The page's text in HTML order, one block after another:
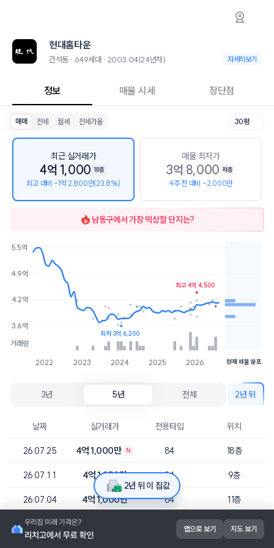
간석동 현대홈타운 아파트 시세·실거래가·2년
현대홈타운은 간석동에 위치한 649세대 대단지 아파트로, 2003.04
2026년 8월 9일 기준 27평형의 매매 시세는 3.4억, 전세는 2.6억입니
인근 학군으로는 인천경원초등학교, 동인천중학교, 인천고등학교가 있
최고 25층, 용적률 351%, 건폐율 22%의 단지입니다.
현대홈타운
현대홈타운
간석동 · 649세대 · 2003.04(24년차) 간석동 · 649
자세히보기
정보 매물 시세 장단점
매매 전세 월세 전세가율 30평
최근 실거래가
4억 1,000 18층
최고 대비 -1억 2,800만(23.8%)
매물 최저가
3억 8,000 저층
4주 전 대비 -2,000만
남동구에서 가장 떡상할 단지는?
2022 2023 2024 2025 2026
거래량
3.6억
4.2억
4.9억
5.5억
최고 4억 4,500
최저 3억 6,200
3.8억
2개
현재 매물 분포
3년 5년 전체 2년 뒤
날짜 실거래가 전용타입 위치
26.07.25 4억 1,000만 N 84 18층
26.07.11 4억 1,250만 84 9층
26.07.04 4억 1,000만 84 11층
26.06.01 4억 2,500만 10층
2년 뒤 이 집값
앱으로 보기 지도 보기